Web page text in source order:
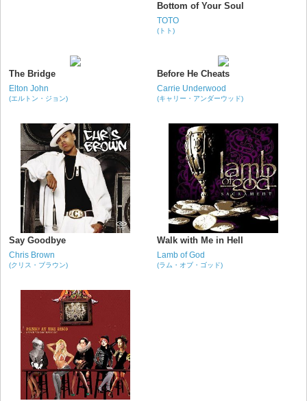
Bottom of Your Soul
TOTO
(トト)
The Bridge
Elton John
(エルトン・ジョン)
Before He Cheats
Carrie Underwood
(キャリー・アンダーウッド)
Say Goodbye
Chris Brown
(クリス・ブラウン)
Walk with Me in Hell
Lamb of God
(ラム・オブ・ゴッド)